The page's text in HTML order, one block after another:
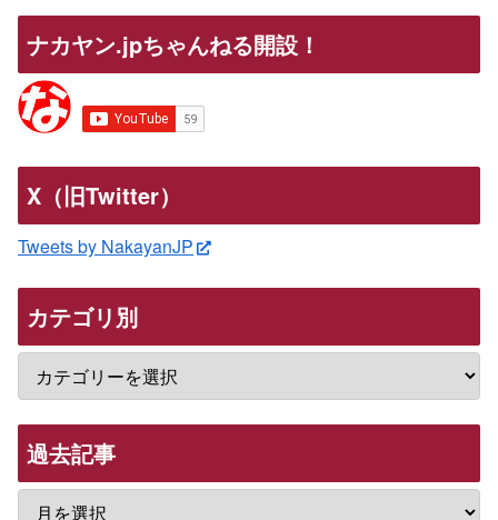
ナカヤン.jpちゃんねる開設！
X（旧Twitter）
Tweets by NakayanJP
カテゴリ別
過去記事